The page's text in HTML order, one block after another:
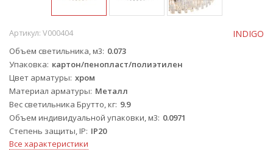
INDIGO
Артикул: V000404
Объем светильника, м3 0.073
Упаковка картон/пенопласт/полиэтилен
Цвет арматуры хром
Материал арматуры Металл
Вес светильника Брутто, кг 9.9
Объем индивидуальной упаковки, м3 0.0971
Степень защиты, IP IP20
Все характеристики